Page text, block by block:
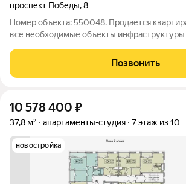
проспект Победы,8
Номер объекта: 550048. Продается
все необходимые объекты
средняя школа №11 и детский сад где ваши
получить качественное
Позвонить
10 578 400 ₽
37,8 м² апартаменты-студия 7 этаж из 10
новостройка